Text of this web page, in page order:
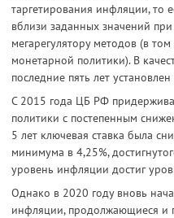
таргетирования инфляции, то
вблизи заданных значений
мегарегулятору методов (в
монетарной политики). В
последние пять лет
С 2015 года ЦБ РФ
политики с постепенным
5 лет ключевая ставка была
минимума в 4,25%,
уровень инфляции достиг
Однако в 2020 году вновь
инфляции, продолжающиеся и